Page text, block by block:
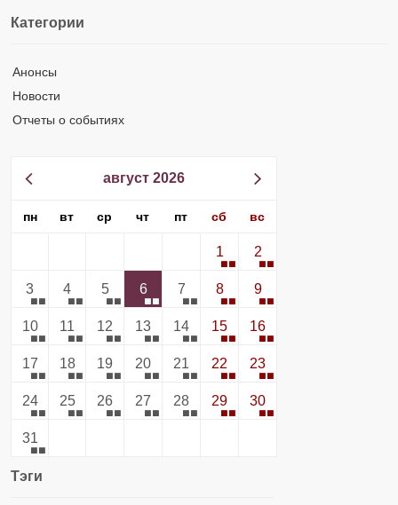
Категории
Анонсы
Новости
Отчеты о событиях
август 2026
пн вт ср чт пт сб вс
1 2
3 4 5 6 7 8 9
10 11 12 13 14 15 16
17 18 19 20 21 22 23
24 25 26 27 28 29 30
31
Тэги